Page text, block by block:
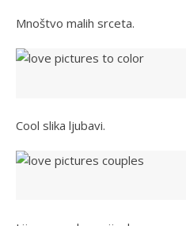
Mnoštvo malih srceta.
Cool slika ljubavi.